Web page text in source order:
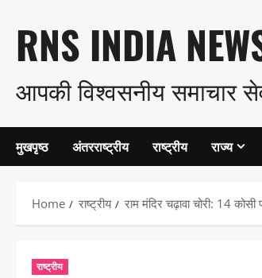
to
content
RNS INDIA
आपकी विश्वसनीय समाचार
मुखपृष्ठ अंतरराष्ट्रीय राष्ट्रीय राज्य
Home राष्ट्रीय राम मंदिर चढ़ावा चोरी: 14
राष्ट्रीय